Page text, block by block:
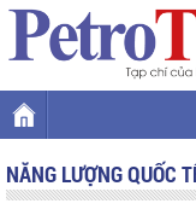
NĂNG LƯỢNG QUỐC